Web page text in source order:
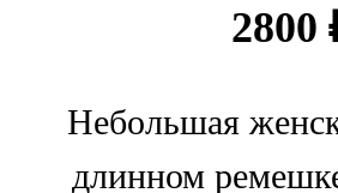
2800
Небольшая
длинном